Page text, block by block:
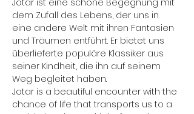
Jotar ist eine schöne Begegnung mit
dem Zufall des Lebens, der uns in
eine andere Welt mit ihren Fantasien
und Träumen entführt. Er bietet uns
überlieferte populäre Klassiker aus
seiner Kindheit, die ihn auf seinem
Weg begleitet haben.
Jotar is a beautiful encounter with the
chance of life that transports us to a